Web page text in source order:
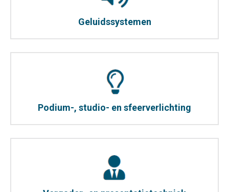
Geluidssystemen
Podium-, studio- en sfeerverlichting